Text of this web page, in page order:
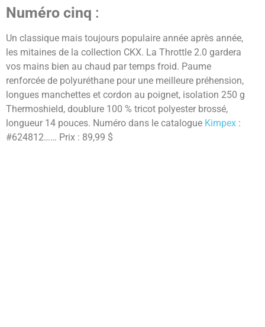
Numéro cinq :
Un classique mais toujours populaire année après année,
les mitaines de la collection CKX. La Throttle 2.0 gardera
vos mains bien au chaud par temps froid. Paume
renforcée de polyuréthane pour une meilleure préhension,
longues manchettes et cordon au poignet, isolation 250 g
Thermoshield, doublure 100 % tricot polyester brossé,
longueur 14 pouces. Numéro dans le catalogue Kimpex :
#624812…… Prix : 89,99 $